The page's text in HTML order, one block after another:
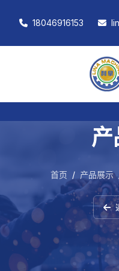
18046916153
产
首页 / 产品展示